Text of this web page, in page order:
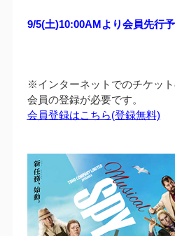
9/5(土)10:00AMより会員先行予
※インターネットでのチケッ
会員の登録が必要です。
会員登録はこちら(登録無料)